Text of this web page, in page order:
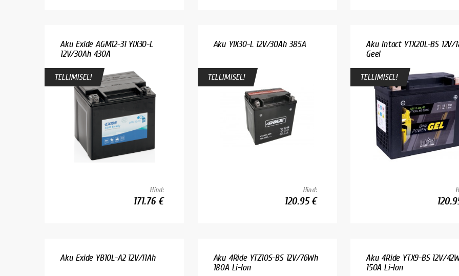
Aku Exide AGM12-31 YIX30-L
12V/30Ah 430A
TELLIMISEL!
Hind:
171.76 €
Aku YIX30-L 12V/30Ah 385A
TELLIMISEL!
Hind:
120.95 €
Aku Intact YTX20L-BS 12V/
Geel
TELLIMISEL!
Aku Exide YB10L-A2 12V/11Ah
Aku 4Ride YTZ10S-BS 12V/76Wh
180A Li-Ion
Aku 4Ride YTX9-BS 12V/
150A Li-Ion